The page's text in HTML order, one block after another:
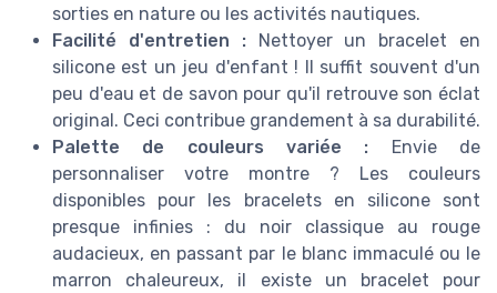
sorties en nature ou les activités nautiques.
Facilité d'entretien :Nettoyer un bracelet en
silicone est un jeu d'enfant ! Il suffit souvent d'un
peu d'eau et de savon pour qu'il retrouve son éclat
original. Ceci contribue grandement à sa durabilité.
Palette de couleurs variée : Envie de
personnaliser votre montre ? Les couleurs
disponibles pour les bracelets en silicone sont
presque infinies : du noir classique au rouge
audacieux, en passant par le blanc immaculé ou le
marron chaleureux, il existe un bracelet pour